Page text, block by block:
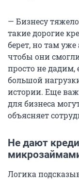
— Бизнесу
такие дорогие
берет, но там
чтобы они
просто не
большой
истории. Еще
для бизнеса
объясняет
Не дают
Логика